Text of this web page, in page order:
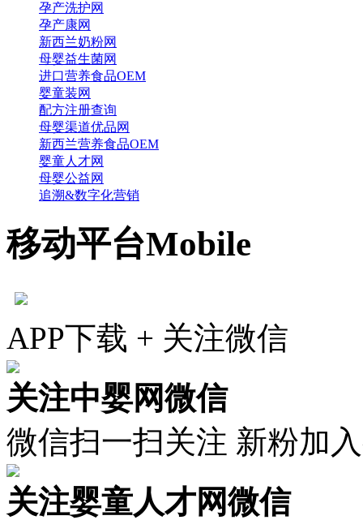
孕产洗护网
孕产康网
新西兰奶粉网
母婴益生菌网
进口营养食品OEM
婴童装网
配方注册查询
母婴渠道优品网
新西兰营养食品OEM
婴童人才网
母婴公益网
追溯&数字化营销
移动平台Mobile
APP下载 + 关注微信
关注中婴网微信
微信扫一扫关注 新粉加
关注婴童人才网微信